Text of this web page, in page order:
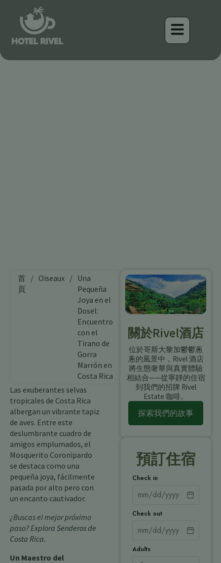
首
頁
/ Oiseaux / Una
Pequeña
Joya en el
Dosel:
Encuentro
con el
Tirano de
Gorra
Marrón en
Costa Rica
Las exuberantes selvas
tropicales de Costa Rica
albergan un vibrante tapiz
de aves. Entre este
deslumbrante cuadro de
amigos emplumados, el
Mosquerito Coronipardo
se destaca como una
pequeña joya, fácilmente
pasada por alto pero con
un encanto cautivador.
¿Buscas el mejor próximo
paso? Explora Senderos de
Costa Rica.
Un Maestro del
關於Rivel酒店
位於哥斯大黎加鬱鬱蔥
蔥的風景中，Rivel 酒店
將生態奢華與真實體驗
相結合——從寧靜的住宿
到我們的招牌 Rivel
Estate 咖啡。
探索我們的故事
預訂住宿
Check in
Check out
Adults